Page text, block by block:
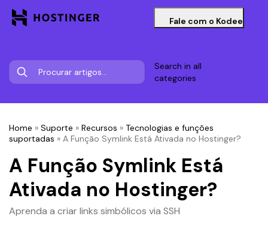
Fale com o Kodee
Search in all
categories
Home » Suporte » Recursos » Tecnologias e funções
suportadas » A Função Symlink Está Ativada no Hostinger?
A Função Symlink Está
Ativada no Hostinger?
Aprenda a criar links simbólicos via SSH